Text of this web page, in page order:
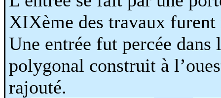
XIXème des travaux
Une entrée fut percée
polygonal construit à
rajouté.